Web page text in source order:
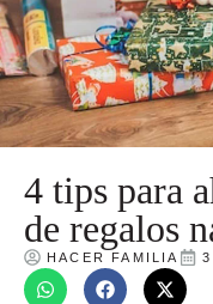
4 tips para
de regalos
HACER FAMILIA